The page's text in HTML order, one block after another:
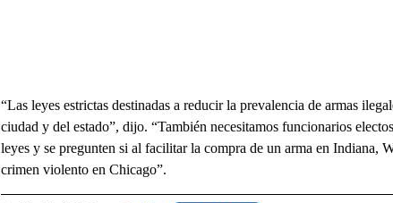
“Las leyes estrictas destinadas a reducir la prevalencia de armas
ciudad y del estado”, dijo. “También necesitamos funcionarios
leyes y se pregunten si al facilitar la compra de un arma en Indiana,
crimen violento en Chicago”.